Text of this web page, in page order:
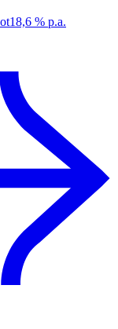
18,6 % p.a.